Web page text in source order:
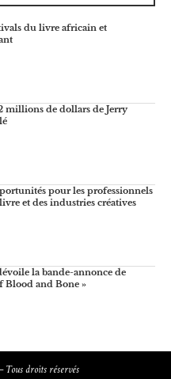
du livre africain et
millions de dollars de Jerry
pour les professionnels
et des industries créatives
la bande-annonce de
Blood and Bone »
Tous droits réservés